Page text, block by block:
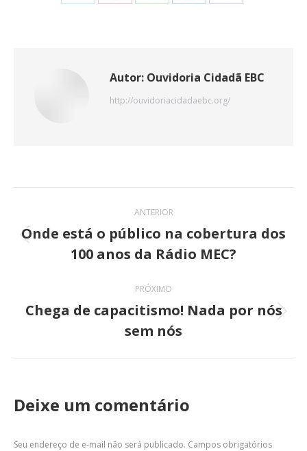
Share Share Share Share Share
Autor: Ouvidoria Cidadã EBC
http://ouvidoriacidadaebc.org/
Navegação
de
post:
ANTERIOR
Post
anterior:
Onde está o público na cobertura dos
100 anos da Rádio MEC?
PRÓXIMO
Próximo
post:
Chega de capacitismo! Nada por nós
sem nós
Deixe um comentário
Seu endereço de e-mail não será publicado. Campos obrigatórios